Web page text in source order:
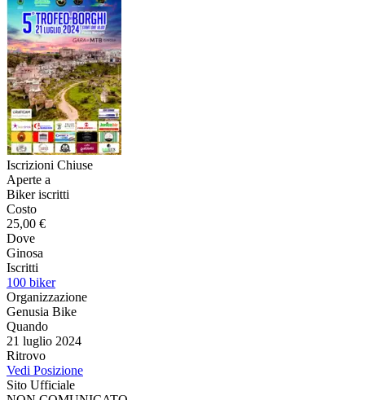
Iscrizioni Chiuse
Aperte a
Biker iscritti
Costo
25,00 €
Dove
Ginosa
Iscritti
100 biker
Organizzazione
Genusia Bike
Quando
21 luglio 2024
Ritrovo
Vedi Posizione
Sito Ufficiale